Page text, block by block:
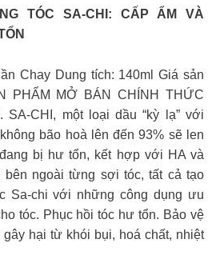
TÓC SA-CHI: CẤP ẨM VÀ
Chay Dung tích: 140ml Giá sản
PHẨM MỞ BÁN CHÍNH THỨC
SA-CHI, một loại dầu “kỳ lạ” với
bão hoà lên đến 93% sẽ len
bị hư tổn, kết hợp với HA và
bên ngoài từng sợi tóc, tất cả tạo
Sa-chi với những công dụng ưu
tóc. Phục hồi tóc hư tổn. Bảo vệ
hại từ khói bụi, hoá chất, nhiệt